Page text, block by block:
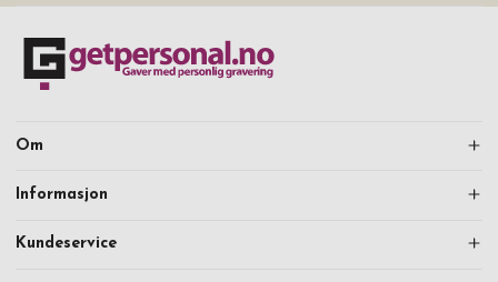
Om
Informasjon
Kundeservice